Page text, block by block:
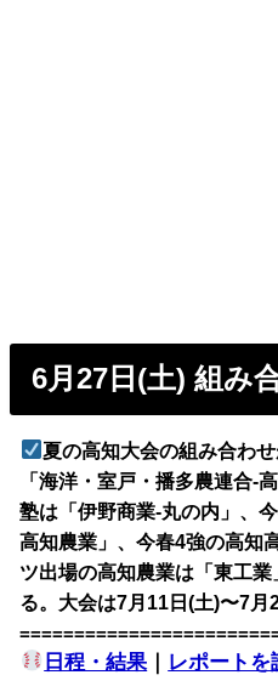
6月27日(土) 組み
夏の高知大会の組み合わ
「海洋・室戸・播多農連合-
塾は「伊野商業-丸の内」、
高知農業」、今春4強の高知
ツ出場の高知農業は「東工
る。大会は7月11日(土)〜7月
日程・結果 ｜ レポートを